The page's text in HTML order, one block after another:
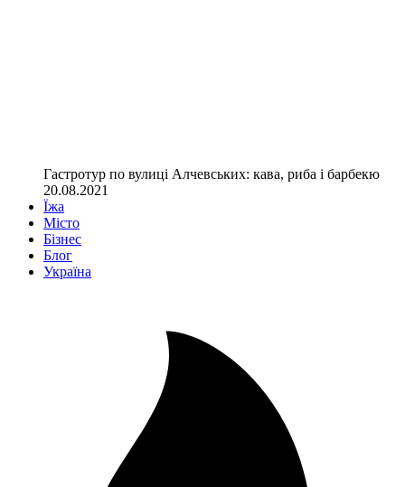
Гастротур по вулиці Алчевських: кава, риба і барбекю
20.08.2021
Їжа
Місто
Бізнес
Блог
Україна